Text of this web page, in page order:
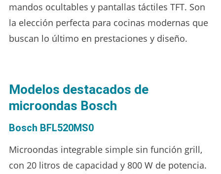
mandos ocultables y pantallas táctiles TFT. Son
la elección perfecta para cocinas modernas que
buscan lo último en prestaciones y diseño.
Modelos destacados de
microondas Bosch
Bosch BFL520MS0
Microondas integrable simple sin función grill,
con 20 litros de capacidad y 800 W de potencia.